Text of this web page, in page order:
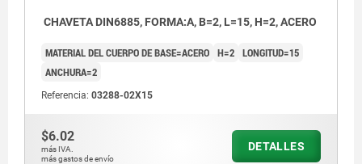
CHAVETA DIN6885, FORMA:A, B=2, L=15, H=2, ACERO
MATERIAL DEL CUERPO DE BASE=ACERO H=2 LONGITUD=15
ANCHURA=2
Referencia: 03288-02X15
$6.02
más IVA.
más gastos de envío
DETALLES